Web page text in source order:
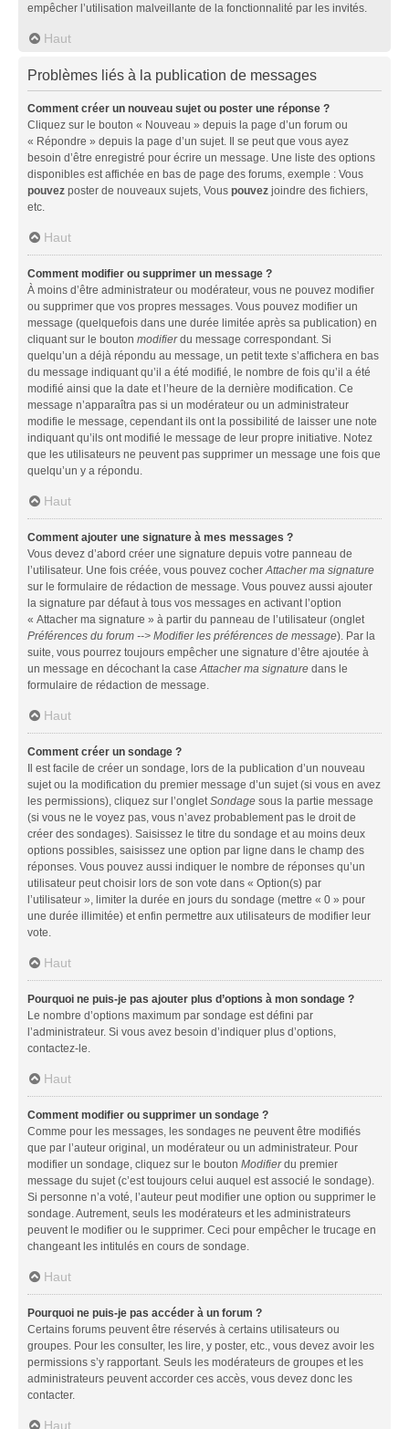
empêcher l’utilisation malveillante de la fonctionnalité par les invités.
Haut
Problèmes liés à la publication de messages
Comment créer un nouveau sujet ou poster une réponse ?
Cliquez sur le bouton « Nouveau » depuis la page d’un forum ou
« Répondre » depuis la page d’un sujet. Il se peut que vous ayez
besoin d’être enregistré pour écrire un message. Une liste des options
disponibles est affichée en bas de page des forums, exemple : Vous
pouvez poster de nouveaux sujets, Vous pouvez joindre des fichiers,
etc.
Haut
Comment modifier ou supprimer un message ?
À moins d’être administrateur ou modérateur, vous ne pouvez modifier
ou supprimer que vos propres messages. Vous pouvez modifier un
message (quelquefois dans une durée limitée après sa publication) en
cliquant sur le bouton modifierdu message correspondant. Si
quelqu’un a déjà répondu au message, un petit texte s’affichera en bas
du message indiquant qu’il a été modifié, le nombre de fois qu’il a été
modifié ainsi que la date et l’heure de la dernière modification. Ce
message n’apparaîtra pas si un modérateur ou un administrateur
modifie le message, cependant ils ont la possibilité de laisser une note
indiquant qu’ils ont modifié le message de leur propre initiative. Notez
que les utilisateurs ne peuvent pas supprimer un message une fois que
quelqu’un y a répondu.
Haut
Comment ajouter une signature à mes messages ?
Vous devez d’abord créer une signature depuis votre panneau de
l’utilisateur. Une fois créée, vous pouvez cocherAttacher ma signature
sur le formulaire de rédaction de message. Vous pouvez aussi ajouter
la signature par défaut à tous vos messages en activant l’option
« Attacher ma signature » à partir du panneau de l’utilisateur (onglet
Préférences du forum --> Modifier les préférences de message). Par la
suite, vous pourrez toujours empêcher une signature d’être ajoutée à
un message en décochant la caseAttacher ma signature dans le
formulaire de rédaction de message.
Haut
Comment créer un sondage ?
Il est facile de créer un sondage, lors de la publication d’un nouveau
sujet ou la modification du premier message d’un sujet (si vous en avez
les permissions), cliquez sur l’ongletSondage sous la partie message
(si vous ne le voyez pas, vous n’avez probablement pas le droit de
créer des sondages). Saisissez le titre du sondage et au moins deux
options possibles, saisissez une option par ligne dans le champ des
réponses. Vous pouvez aussi indiquer le nombre de réponses qu’un
utilisateur peut choisir lors de son vote dans « Option(s) par
l’utilisateur », limiter la durée en jours du sondage (mettre « 0 » pour
une durée illimitée) et enfin permettre aux utilisateurs de modifier leur
vote.
Haut
Pourquoi ne puis-je pas ajouter plus d’options à mon sondage ?
Le nombre d’options maximum par sondage est défini par
l’administrateur. Si vous avez besoin d’indiquer plus d’options,
contactez-le.
Haut
Comment modifier ou supprimer un sondage ?
Comme pour les messages, les sondages ne peuvent être modifiés
que par l’auteur original, un modérateur ou un administrateur. Pour
modifier un sondage, cliquez sur le bouton Modifierdu premier
message du sujet (c’est toujours celui auquel est associé le sondage).
Si personne n’a voté, l’auteur peut modifier une option ou supprimer le
sondage. Autrement, seuls les modérateurs et les administrateurs
peuvent le modifier ou le supprimer. Ceci pour empêcher le trucage en
changeant les intitulés en cours de sondage.
Haut
Pourquoi ne puis-je pas accéder à un forum ?
Certains forums peuvent être réservés à certains utilisateurs ou
groupes. Pour les consulter, les lire, y poster, etc., vous devez avoir les
permissions s’y rapportant. Seuls les modérateurs de groupes et les
administrateurs peuvent accorder ces accès, vous devez donc les
contacter.
Haut